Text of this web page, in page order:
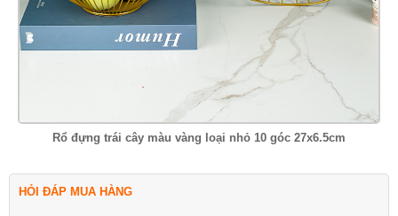
Rổ đựng trái cây màu vàng loại nhỏ 10 góc 27x6.5cm
HỎI ĐÁP MUA HÀNG